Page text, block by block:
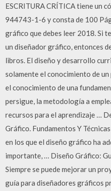
ESCRITURA CRÍTICA tiene un
944743-1-6 y consta de 100
gráfico que debes leer 2018. Si
un diseñador gráfico, entonces
libros. El diseño y desarrollo
solamente el conocimiento de
el conocimiento de una
persigue, la metodología a
recursos para el aprendizaje …
Gráfico. Fundamentos Y
en los que el diseño gráfico ha
importante, … Diseño Gráfico:
Siempre se puede mejorar un
guía para diseñadores gráficos